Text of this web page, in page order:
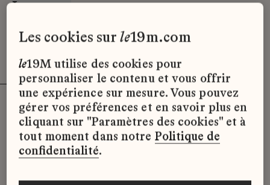
Lesage
Désolé, il semble qu’il n’y ait pas
d’offres d’emploi disponibles pour le
moment.
les cookies surle19m.com
le19M utilise des cookies pour
personnaliser le contenu et vous offrir
une expérience sur mesure. Vous pouvez
gérer vos préférences et en savoir plus en
cliquant sur "Paramètres des cookies" et à
tout moment dans notre Politique de
confidentialité.